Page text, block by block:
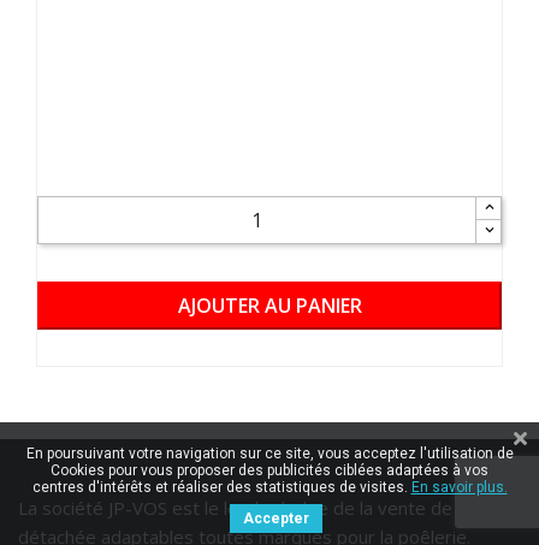
AJOUTER AU PANIER
La société JP-VOS est le leader belge de la vente de pièces
détachée adaptables toutes marques pour la poêlerie.
En poursuivant votre navigation sur ce site, vous acceptez l'utilisation de
Cookies pour vous proposer des publicités ciblées adaptées à vos
centres d'intérêts et réaliser des statistiques de visites. En savoir plus.
Accepter